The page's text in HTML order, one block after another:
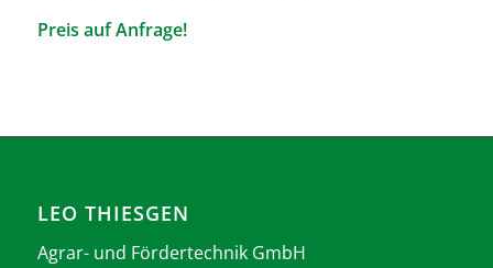
Preis auf Anfrage!
LEO THIESGEN
Agrar- und Fördertechnik GmbH